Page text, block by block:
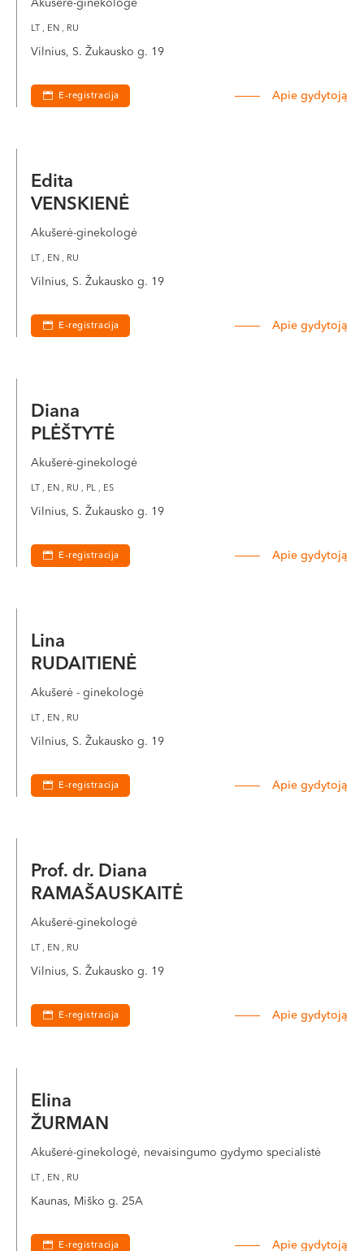
Akušerė-ginekologė
LT , EN , RU
Vilnius, S. Žukausko g. 19
E-registracija Apie gydytoją
Edita
VENSKIENĖ
Akušerė-ginekologė
LT , EN , RU
Vilnius, S. Žukausko g. 19
E-registracija Apie gydytoją
Diana
PLĖŠTYTĖ
Akušerė-ginekologė
LT , EN , RU , PL , ES
Vilnius, S. Žukausko g. 19
E-registracija Apie gydytoją
Lina
RUDAITIENĖ
Akušerė - ginekologė
LT , EN , RU
Vilnius, S. Žukausko g. 19
E-registracija Apie gydytoją
Prof. dr. Diana
RAMAŠAUSKAITĖ
Akušerė-ginekologė
LT , EN , RU
Vilnius, S. Žukausko g. 19
E-registracija Apie gydytoją
Elina
ŽURMAN
Akušerė-ginekologė, nevaisingumo gydymo specialistė
LT , EN , RU
Kaunas, Miško g. 25A
E-registracija Apie gydytoją